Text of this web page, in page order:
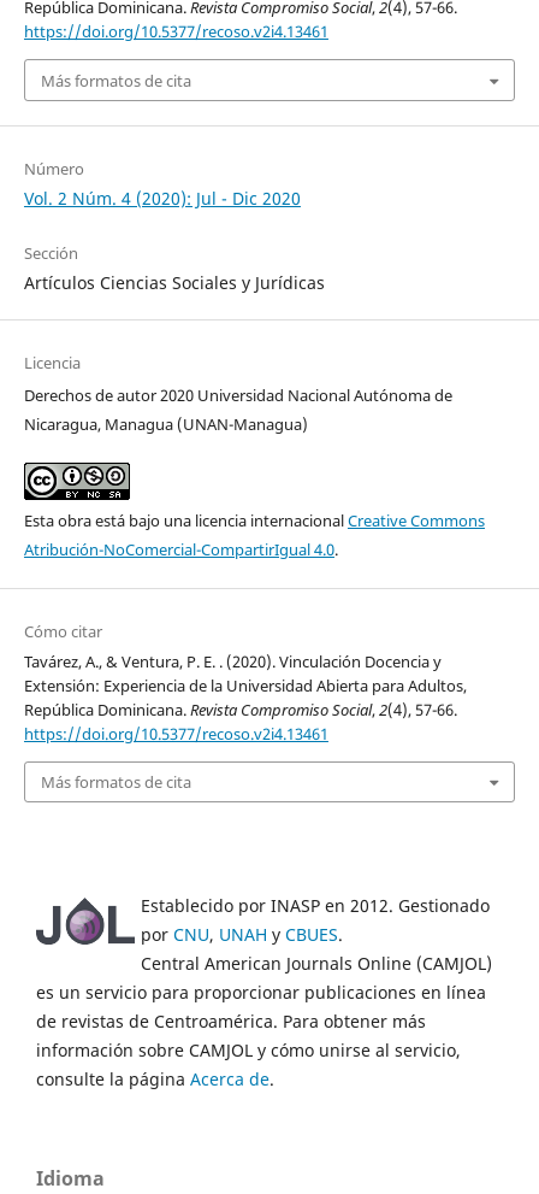
República Dominicana.Revista Compromiso Social,2(4), 57-66.
https://doi.org/10.5377/recoso.v2i4.13461
Más formatos de cita
Número
Vol. 2 Núm. 4 (2020): Jul - Dic 2020
Sección
Artículos Ciencias Sociales y Jurídicas
Licencia
Derechos de autor 2020 Universidad Nacional Autónoma de
Nicaragua, Managua (UNAN-Managua)
Esta obra está bajo una licencia internacionalCreative Commons
Atribución-NoComercial-CompartirIgual 4.0.
Cómo citar
Tavárez, A., & Ventura, P. E. . (2020). Vinculación Docencia y
Extensión: Experiencia de la Universidad Abierta para Adultos,
República Dominicana.Revista Compromiso Social,2(4), 57-66.
https://doi.org/10.5377/recoso.v2i4.13461
Más formatos de cita
Establecido por INASP en 2012. Gestionado
por CNU, UNAH y CBUES.
Central American Journals Online (CAMJOL)
es un servicio para proporcionar publicaciones en línea
de revistas de Centroamérica. Para obtener más
información sobre CAMJOL y cómo unirse al servicio,
consulte la página Acerca de.
Idioma